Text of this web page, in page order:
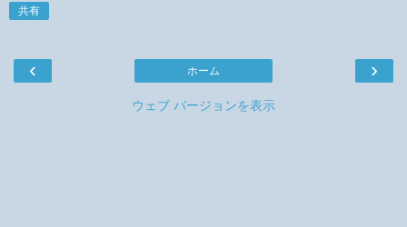
共有
‹ ›
ホーム
ウェブ バージョンを表示